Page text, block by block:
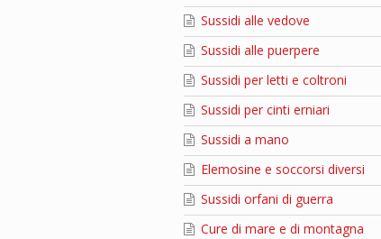
Sussidi alle vedove
Sussidi alle puerpere
Sussidi per letti e coltroni
Sussidi per cinti erniari
Sussidi a mano
Elemosine e soccorsi diversi
Sussidi orfani di guerra
Cure di mare e di montagna